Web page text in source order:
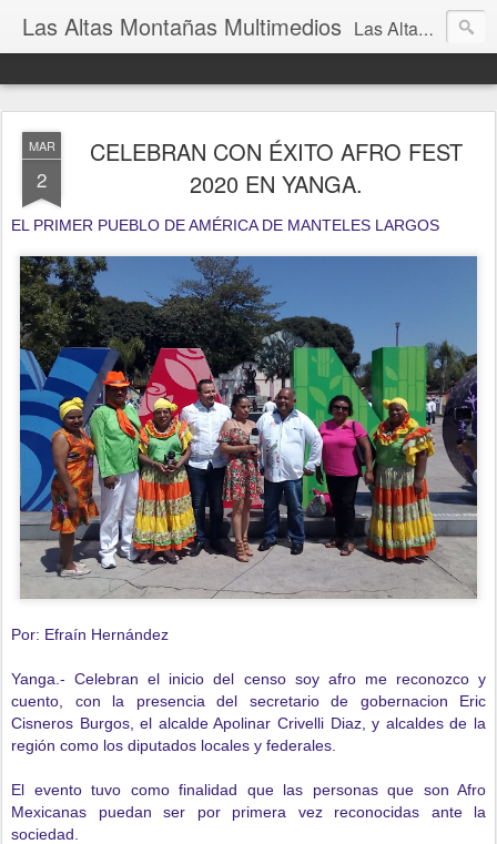
Las Altas Montañas Multimedios Las Altas Montañas Multimedios
MAR
2
CELEBRAN CON ÉXITO AFRO FEST
2020 EN YANGA.
EL PRIMER PUEBLO DE AMÉRICA DE MANTELES LARGOS
Por: Efraín Hernández
Yanga.- Celebran el inicio del censo soy afro me reconozco y
cuento, con la presencia del secretario de gobernacion Eric
Cisneros Burgos, el alcalde Apolinar Crivelli Diaz, y alcaldes de la
región como los diputados locales y federales.
El evento tuvo como finalidad que las personas que son Afro
Mexicanas puedan ser por primera vez reconocidas ante la
sociedad.